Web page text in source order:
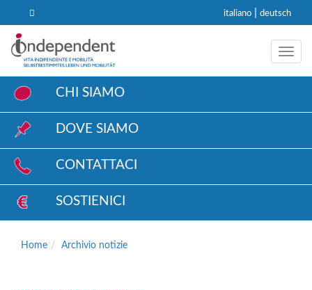
italiano deutsch
CHI SIAMO
DOVE SIAMO
CONTATTACI
SOSTIENICI
Home Archivio notizie